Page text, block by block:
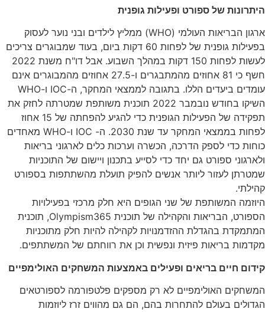
היתרונות של ספורט ופעילות גופנית
ארגון הבריאות העולמי (WHO) ממליץ לילדים ובני נוער לעסוק
בפעילות גופנית של לפחות 60 דקות ביום, בעוד שמבוגרים צריכים
לעשות לפחות 150 דקות במהלך השבוע. אבל דו"ח משנת 2022
חשף כי 81 אחוזים מהמתבגרים ו-27.5 אחוזים מהמבוגרים אינם
עומדים ביעדים הללו. בתגובה לממצאי המחקר, ה-IOC ו-WHO
השיקו בחודש נובמבר 2022 תוכנית משותפת שמטרתה לחזק את
תפקידה של הפעילות הגופנית כדי להגיע להפחתה של 15 אחוז
לפחות בממצאי המחקר עד שנת 2030. ה- IOC ו-WHO מאחדים
כוחות כדי לספק הדרכה, הכשרה וערכות כלים לארגוני בריאות
ולארגוני ספורט גם יחד כדי לסייע בתכנון ויישום של התוכניות
שמטרתן לעזור ליותר אנשים להפיק תועלת מהשתתפות בספורט
קהילתי.
היוזמה המשותפת של שני הגופים היא חלק מרכזי בפעילויות
הספורט, הבריאות והקהילה של תוכנית Olympism365, תוכנית
המתמקדת בהגדלת ההזדמנויות לקהילה להיות חלק מתוכניות
מקדמות בריאות פיזית ונפשית וכן את רווחתם של המשתתפים.
קידום חיים בריאים ופעילים באמצעות המשחקים האולימפיים
המשחקים האולימפיים לא רק מספקים פלטפורמה לספורטאים
הגדולים בעולם להתחרות בהם, הם גם מהווים זרז ליוזמות